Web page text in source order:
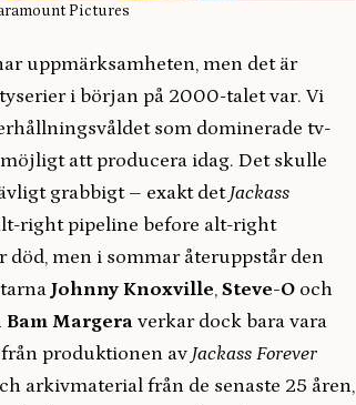
Pictures
uppmärksamheten, men det är
i början på 2000-talet var. Vi
som dominerade tv-
att producera idag. Det skulle
grabbigt – exakt det Jackass
right pipeline before alt-right
men i sommar återuppstår den
Johnny Knoxville, Steve-O och
Bam Margera verkar dock bara vara
produktionen av Jackass Forever
arkivmaterial från de senaste 25 åren,